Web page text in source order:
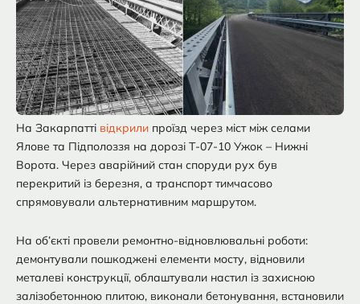
На Закарпатті відкрили проїзд через міст між селами
Ялове та Підполоззя на дорозі Т-07-10 Ужок – Нижні
Ворота. Через аварійний стан споруди рух був
перекритий із березня, а транспорт тимчасово
спрямовували альтернативним маршрутом.
На об’єкті провели ремонтно-відновлювальні роботи:
демонтували пошкоджені елементи мосту, відновили
металеві конструкції, облаштували настил із захисною
залізобетонною плитою, виконали бетонування, встановили